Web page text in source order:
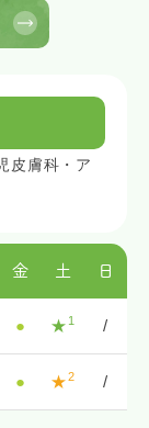
皮膚科・ア
金 土 日
● ★ 1 /
● ★2 /